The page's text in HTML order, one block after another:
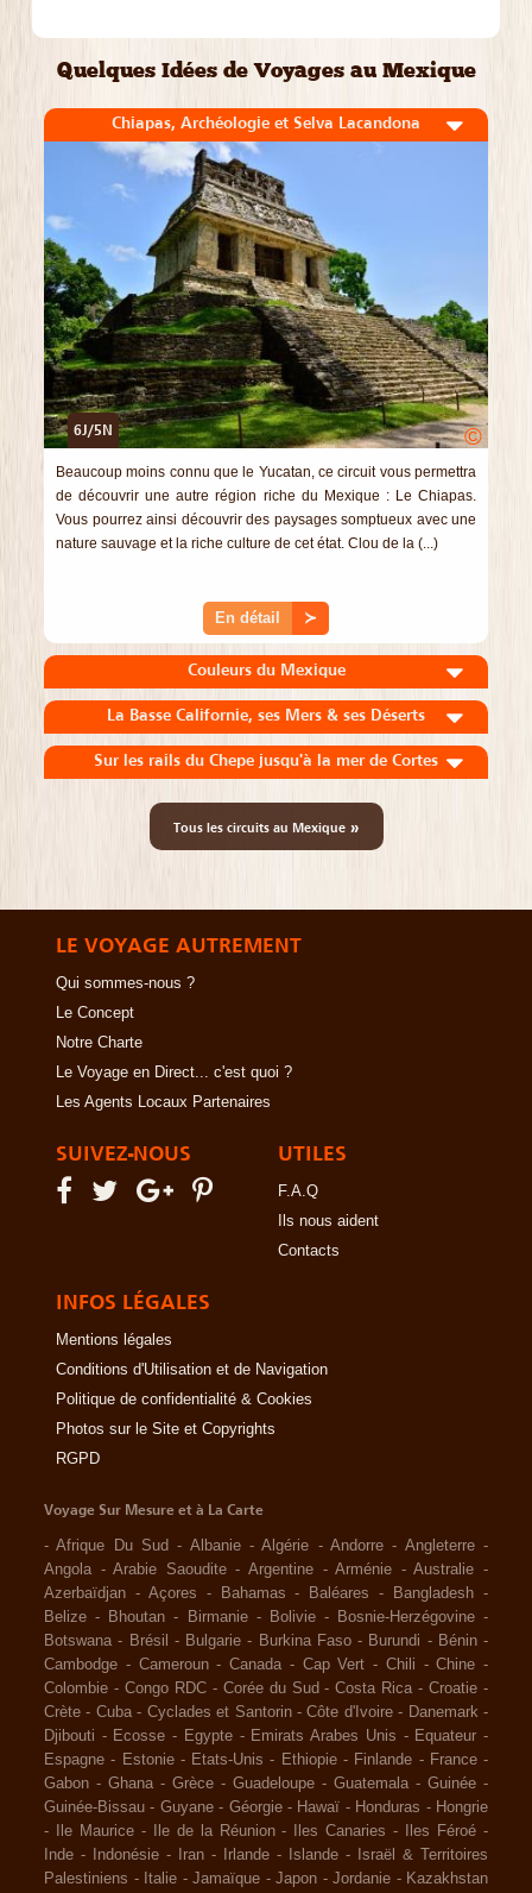
Quelques Idées de Voyages au Mexique
Chiapas, Archéologie et Selva Lacandona
6J/5N ©
Beaucoup moins connu que le Yucatan, ce circuit vous permettra
de découvrir une autre région riche du Mexique : Le Chiapas.
Vous pourrez ainsi découvrir des paysages somptueux avec une
nature sauvage et la riche culture de cet état. Clou de la (...)
En détail ≻
Couleurs du Mexique
La Basse Californie, ses Mers & ses Déserts
Sur les rails du Chepe jusqu'à la mer de Cortes
Tous les circuits au Mexique»
LE VOYAGE AUTREMENT
Qui sommes-nous ?
Le Concept
Notre Charte
Le Voyage en Direct... c'est quoi ?
Les Agents Locaux Partenaires
SUIVEZ-NOUS UTILES
F.A.Q
Ils nous aident
Contacts
INFOS LÉGALES
Mentions légales
Conditions d'Utilisation et de Navigation
Politique de confidentialité & Cookies
Photos sur le Site et Copyrights
RGPD
Voyage Sur Mesure et à La Carte
-Afrique Du Sud - Albanie -Algérie -Andorre - Angleterre -
Angola -Arabie Saoudite -Argentine -Arménie -Australie -
Azerbaïdjan - Açores - Bahamas - Baléares - Bangladesh -
Belize - Bhoutan - Birmanie - Bolivie - Bosnie-Herzégovine -
Botswana - Brésil - Bulgarie - Burkina Faso - Burundi - Bénin -
Cambodge - Cameroun - Canada - Cap Vert - Chili -Chine -
Colombie - Congo RDC - Corée du Sud -Costa Rica -Croatie -
Crète - Cuba - Cyclades et Santorin -Côte d'Ivoire - Danemark -
Djibouti - Ecosse - Egypte - Emirats Arabes Unis - Equateur -
Espagne - Estonie - Etats-Unis - Ethiopie - Finlande - France -
Gabon - Ghana - Grèce - Guadeloupe - Guatemala - Guinée -
Guinée-Bissau - Guyane - Géorgie - Hawaï - Honduras - Hongrie
-
Ile Maurice - Ile de la Réunion - Iles Canaries - Iles Féroé -
Inde - Indonésie - Iran - Irlande - Islande -
Israël & Territoires
Palestiniens - Italie - Jamaïque - Japon - Jordanie - Kazakhstan